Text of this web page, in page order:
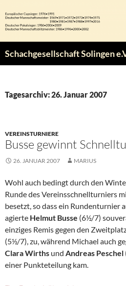
Inhalt
springen
Schachgesellschaft Solingen
Tagesarchiv: 26. Januar 2007
VEREINSTURNIERE
Busse gewinnt
26. JANUAR 2007 MARIUS
Wohl auch bedingt durch den
Runde des Vereinsschnellturniers
besetzt, so dass ein Rundenturnier
agierte Helmut Busse (6½/7)
einziges Remis gegen den
(5½/7), zu, während Michael auch
Clara Wirths und Andreas Peschel
einer Punkteteilung kam.